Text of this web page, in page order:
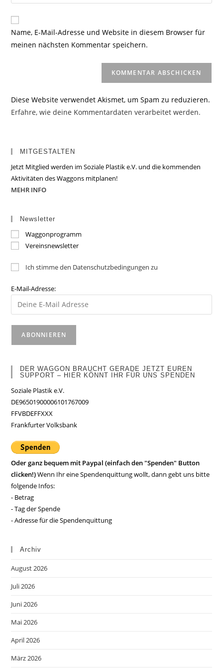
Kommentieren
ein
zum
Kommentieren
ein
Website-
URL
Name, E-Mail-Adresse und Website in diesem Browser für
meinen nächsten Kommentar speichern.
Diese Website verwendet Akismet, um Spam zu reduzieren.
Erfahre, wie deine Kommentardaten verarbeitet werden.
MITGESTALTEN
Jetzt Mitglied werden im Soziale Plastik e.V. und die kommenden
Aktivitäten des Waggons mitplanen!
MEHR INFO
Newsletter
Waggonprogramm
Vereinsnewsletter
Ich stimme den Datenschutzbedingungen zu
E-Mail-Adresse:
DER WAGGON BRAUCHT GERADE JETZT EUREN
SUPPORT – HIER KÖNNT IHR FÜR UNS SPENDEN
Soziale Plastik e.V.
DE96501900006101767009
FFVBDEFFXXX
Frankfurter Volksbank
Oder ganz bequem mit Paypal (einfach den "Spenden" Button
clicken!)Wenn Ihr eine Spendenquittung wollt, dann gebt uns bitte
folgende Infos:
- Betrag
- Tag der Spende
- Adresse für die Spendenquittung
Archiv
August 2026
Juli 2026
Juni 2026
Mai 2026
April 2026
März 2026